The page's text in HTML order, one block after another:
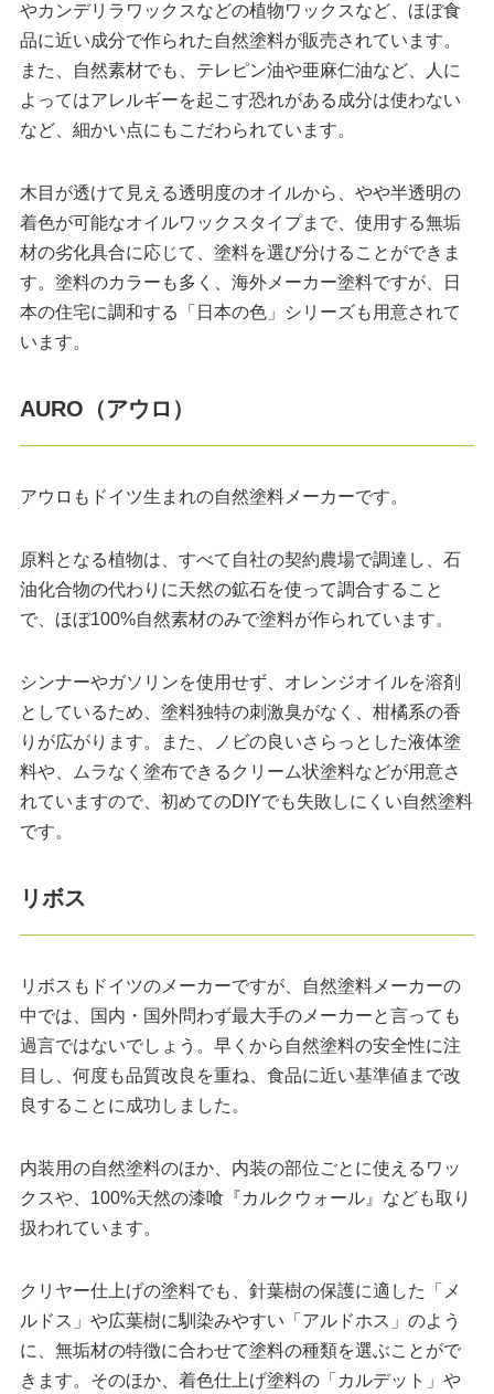
やカンデリラワックスなどの植物ワックスなど、ほぼ食
品に近い成分で作られた自然塗料が販売されています。
また、自然素材でも、テレピン油や亜麻仁油など、人に
よってはアレルギーを起こす恐れがある成分は使わない
など、細かい点にもこだわられています。
木目が透けて見える透明度のオイルから、やや半透明の
着色が可能なオイルワックスタイプまで、使用する無垢
材の劣化具合に応じて、塗料を選び分けることができま
す。塗料のカラーも多く、海外メーカー塗料ですが、日
本の住宅に調和する「日本の色」シリーズも用意されて
います。
AURO（アウロ）
アウロもドイツ生まれの自然塗料メーカーです。
原料となる植物は、すべて自社の契約農場で調達し、石
油化合物の代わりに天然の鉱石を使って調合すること
で、ほぼ100%自然素材のみで塗料が作られています。
シンナーやガソリンを使用せず、オレンジオイルを溶剤
としているため、塗料独特の刺激臭がなく、柑橘系の香
りが広がります。また、ノビの良いさらっとした液体塗
料や、ムラなく塗布できるクリーム状塗料などが用意さ
れていますので、初めてのDIYでも失敗しにくい自然塗料
です。
リボス
リボスもドイツのメーカーですが、自然塗料メーカーの
中では、国内・国外問わず最大手のメーカーと言っても
過言ではないでしょう。早くから自然塗料の安全性に注
目し、何度も品質改良を重ね、食品に近い基準値まで改
良することに成功しました。
内装用の自然塗料のほか、内装の部位ごとに使えるワッ
クスや、100%天然の漆喰『カルクウォール』なども取り
扱われています。
クリヤー仕上げの塗料でも、針葉樹の保護に適した「メ
ルドス」や広葉樹に馴染みやすい「アルドホス」のよう
に、無垢材の特徴に合わせて塗料の種類を選ぶことがで
きます。そのほか、着色仕上げ塗料の「カルデット」や